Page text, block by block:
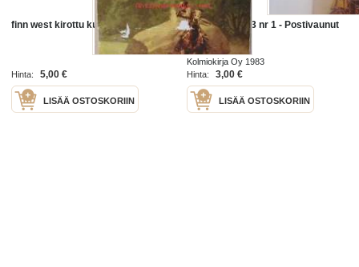
finn west kirottu kulta 1982 nr 5
Hinta: 5,00 €
LISÄÄ OSTOSKORIIN
Finn West 1983 nr 1 - Postivaunut
helvettiin
Kolmiokirja Oy 1983
Hinta:
3,00 €
LISÄÄ OSTOSKORIIN